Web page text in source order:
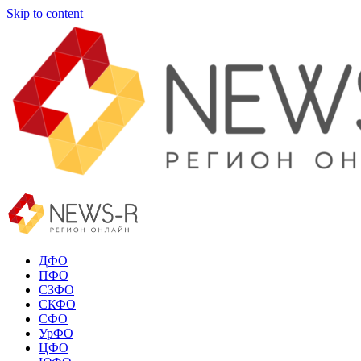
Skip to content
ДФО
ПФО
СЗФО
СКФО
СФО
УрФО
ЦФО